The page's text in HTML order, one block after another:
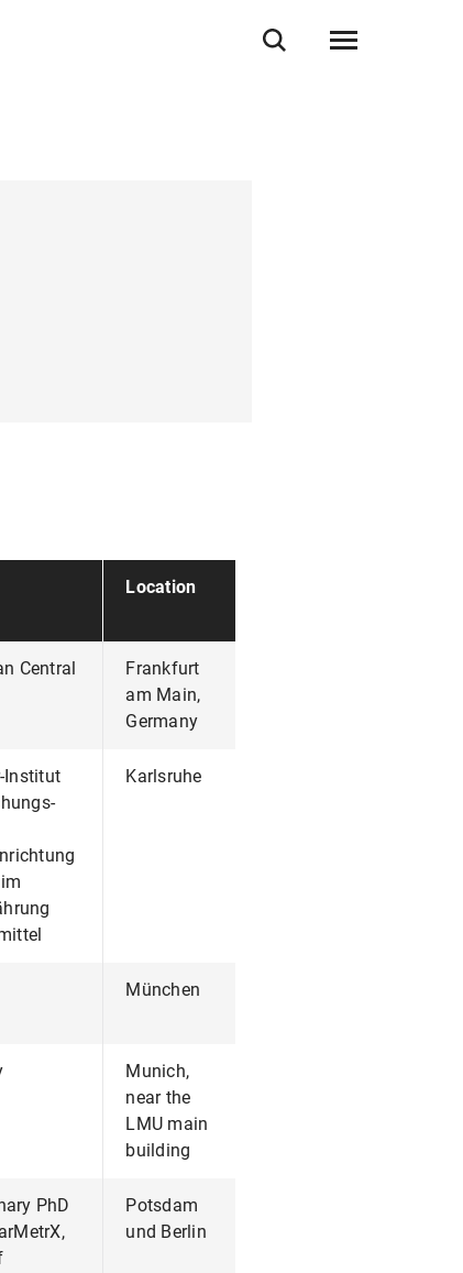
Location
Central
Frankfurt
am Main,
Germany
Institut
Karlsruhe
München
Munich,
near the
LMU main
building
PhD
Potsdam
und Berlin